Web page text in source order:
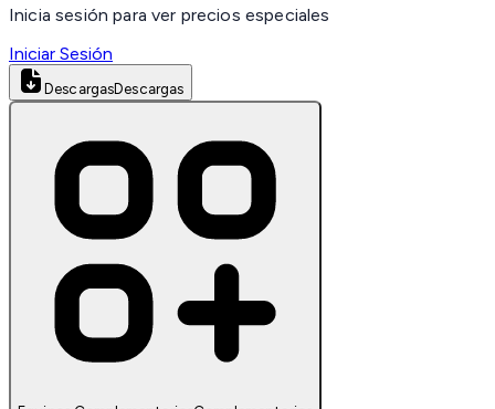
Inicia sesión para ver precios especiales
Iniciar Sesión
DescargasDescargas